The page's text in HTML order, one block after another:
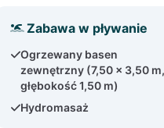
Zabawa w pływanie
Ogrzewany basen
zewnętrzny (7,50 x 3,50 m,
głębokość 1,50 m)
Hydromasaż